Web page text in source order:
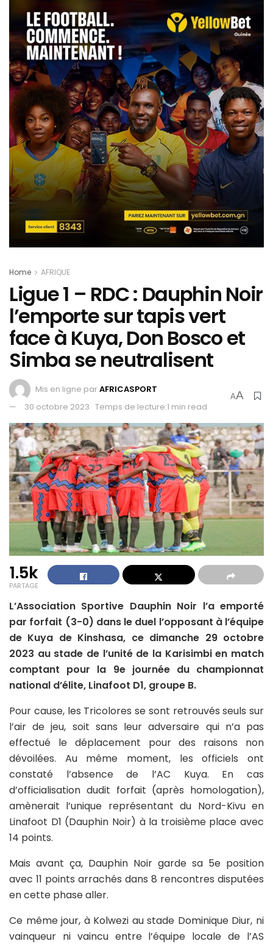
Home AFRIQUE
Ligue 1 – RDC : Dauphin Noir
l’emporte sur tapis vert
face à Kuya, Don Bosco et
Simba se neutralisent
Mis en ligne parAFRICASPORT
30 octobre 2023 Temps de lecture:1 min read
AA
1.5k
PARTAGE
L’Association Sportive Dauphin Noir l’a emporté
par forfait (3-0) dans le duel l’opposant à l’équipe
de Kuya de Kinshasa, ce dimanche 29 octobre
2023 au stade de l’unité de la Karisimbi en match
comptant pour la 9e journée du championnat
national d’élite, Linafoot D1, groupe B.
Pour cause, les Tricolores se sont retrouvés seuls sur
l’air de jeu, soit sans leur adversaire qui n’a pas
effectué le déplacement pour des raisons non
dévoilées. Au même moment, les officiels ont
constaté l’absence de l’AC Kuya. En cas
d’officialisation dudit forfait (après homologation),
amènerait l’unique représentant du Nord-Kivu en
Linafoot D1 (Dauphin Noir) à la troisième place avec
14 points.
Mais avant ça, Dauphin Noir garde sa 5e position
avec 11 points arrachés dans 8 rencontres disputées
en cette phase aller.
Ce même jour, à Kolwezi au stade Dominique Diur, ni
vainqueur ni vaincu entre l’équipe locale de l’AS